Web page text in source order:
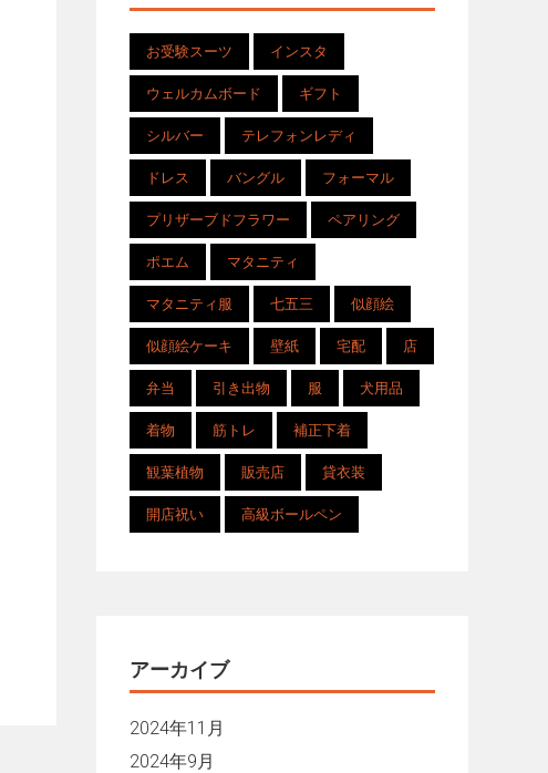
お受験スーツ インスタ
ウェルカムボード ギフト
シルバー テレフォンレディ
ドレス バングル フォーマル
プリザーブドフラワー ペアリング
ポエム マタニティ
マタニティ服 七五三 似顔絵
似顔絵ケーキ 壁紙 宅配 店
弁当 引き出物 服 犬用品
着物 筋トレ 補正下着
観葉植物 販売店 貸衣装
開店祝い 高級ボールペン
アーカイブ
2024年11月
2024年9月